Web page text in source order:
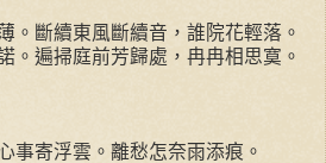
。斷續東風斷續音，誰院花輕落。
。遍掃庭前芳歸處，冉冉相思寞。
事寄浮雲。離愁怎奈雨添痕。